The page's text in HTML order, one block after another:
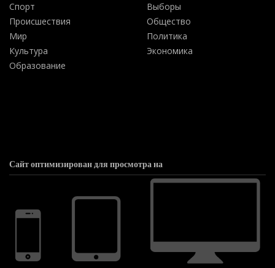
Спорт
Происшествия
Мир
Культура
Образование
Выборы
Общество
Политика
Экономика
Сайт оптимизирован для просмотра на